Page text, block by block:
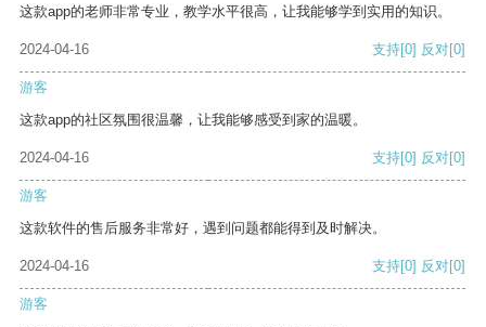
这款app的老师非常专业，教学水平很高，让我能够学到实用的知识。
2024-04-16 支持[0] 反对[0]
游客
这款app的社区氛围很温馨，让我能够感受到家的温暖。
2024-04-16 支持[0] 反对[0]
游客
这款软件的售后服务非常好，遇到问题都能得到及时解决。
2024-04-16 支持[0] 反对[0]
游客